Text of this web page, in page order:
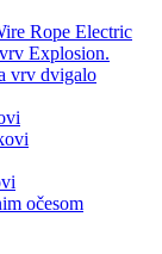
Rope Electric
Explosion.
vrv dvigalo
očesom